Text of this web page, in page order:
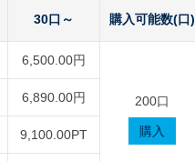
30口～ 購入可能数(口)
6,500.00円
200口
購入
6,890.00円
9,100.00PT